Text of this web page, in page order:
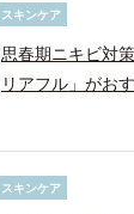
スキンケア
思春期ニキビ対
リアフル」がお
スキンケア